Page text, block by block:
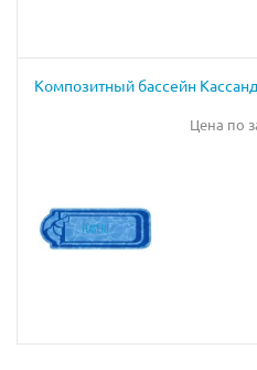
Композитный бассейн
Цена по